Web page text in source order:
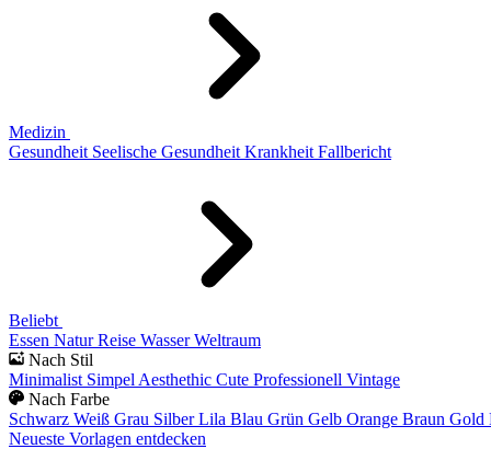
Medizin
Gesundheit Seelische Gesundheit Krankheit Fallbericht
Beliebt
Essen Natur Reise Wasser Weltraum
Nach Stil
Minimalist Simpel Aesthethic Cute Professionell Vintage
Nach Farbe
Schwarz Weiß Grau Silber Lila Blau Grün Gelb Orange Braun Gold
Neueste Vorlagen entdecken